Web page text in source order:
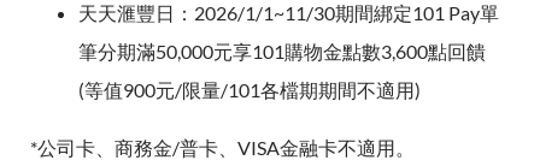
天天滙豐日：2026/1/1~11/30期間綁定101 Pay單
筆分期滿50,000元享101購物金點數3,600點回饋
(等值900元/限量/101各檔期期間不適用)
*公司卡、商務金/普卡、VISA金融卡不適用。